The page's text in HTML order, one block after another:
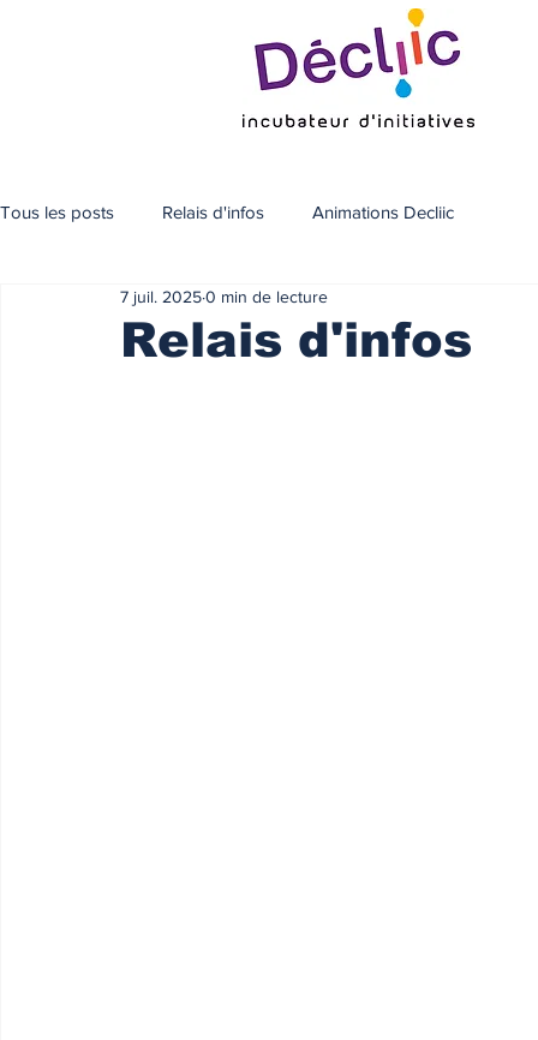
Tous les posts Relais d'infos Animations Decliic
Relais d'infos
7 juil. 20250 min de lecture